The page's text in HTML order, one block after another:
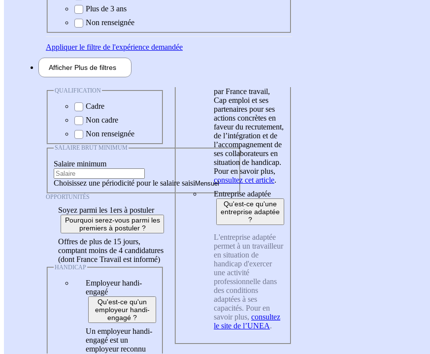
Plus de 3 ans
Non renseignée
Appliquerle filtre de l'expérience demandée
Afficher Plus de filtres
QUALIFICATION
Cadre
Non cadre
Non renseignée
SALAIRE BRUT MINIMUM
Salaire minimum
Choisissez une périodicité pour le salaire saisi
OPPORTUNITÉS
Soyez parmi les 1ers à postuler
Pourquoi serez-vous parmi les
premiers à postuler ?
Offres de plus de 15 jours,
comptant moins de 4 candidatures
(dont France Travail est informé)
HANDICAP
Employeur handi-
engagé
Qu'est-ce qu'un
employeur handi-
engagé ?
Un employeur handi-
engagé est un
employeur reconnu
par France travail,
Cap emploi et ses
partenaires pour ses
actions concrètes en
faveur du recrutement,
de l’intégration et de
l’accompagnement de
ses collaborateurs en
situation de handicap.
Pour en savoir plus,
consultez cet article.
Entreprise adaptée
Qu'est-ce qu'une
entreprise adaptée
?
L'entreprise adaptée
permet à un travailleur
en situation de
handicap d'exercer
une activité
professionnelle dans
des conditions
adaptées à ses
capacités. Pour en
savoir plus, consultez
le site de l’UNEA.